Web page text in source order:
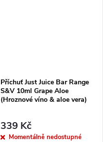
Příchuť Just Juice Bar Range
S&V 10ml Grape Aloe
(Hroznové víno & aloe vera)
339 Kč
Momentálně nedostupné